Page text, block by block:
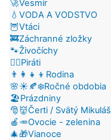
🚀Vesmír
💧VODA A VODSTVO
🦉Vtáci
🚒Záchranné zložky
🐾Živočíchy
🏴‍☠️Piráti
👨‍👩‍👧‍👦Rodina
🌸☀️🍂❄️Ročné obdobia
🏖️Prázdniny
🎅👹Čerti / Svätý Mikuláš
🍎🥕Ovocie - zelenina
🎄🎁Vianoce